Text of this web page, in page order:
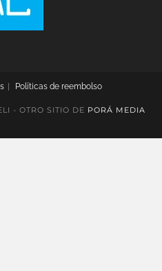
Políticas de reembolso
- OTRO SITIO DE PORÁ MEDIA